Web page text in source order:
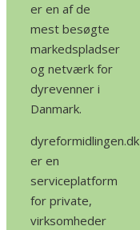
er en af de
mest besøgte
markedspladser
og netværk for
dyrevenner i
Danmark.
dyreformidlingen.dk
er en
serviceplatform
for private,
virksomheder